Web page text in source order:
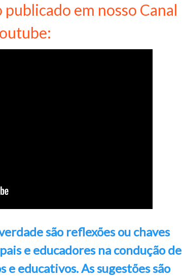
em nosso Canal
são reflexões ou chaves
e educadores na condução de
e educativos. As sugestões são